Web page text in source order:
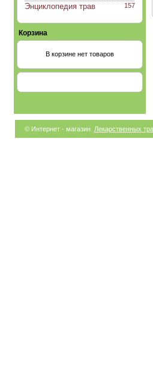
157
Энциклопедия трав
Корзина
В корзине нет товаров
© Интернет - магазин Лекарственных